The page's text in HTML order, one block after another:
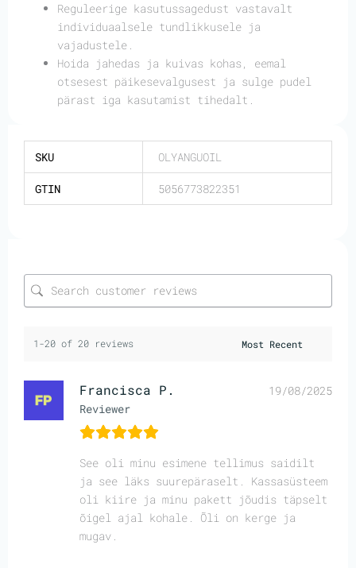
Reguleerige kasutussagedust vastavalt
individuaalsele tundlikkusele ja
vajadustele.
Hoida jahedas ja kuivas kohas, eemal
otsesest päikesevalgusest ja sulge pudel
pärast iga kasutamist tihedalt.
SKU OLYANGUOIL
GTIN 5056773822351
1-20 of 20 reviews
Francisca P.
Reviewer
19/08/2025
See oli minu esimene tellimus saidilt
ja see läks suurepäraselt. Kassasüsteem
oli kiire ja minu pakett jõudis täpselt
õigel ajal kohale. Õli on kerge ja
mugav.